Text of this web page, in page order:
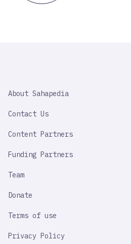
IMPORTANT
About Sahapedia
Contact Us
Content Partners
Funding Partners
Team
Donate
Terms of use
Privacy Policy